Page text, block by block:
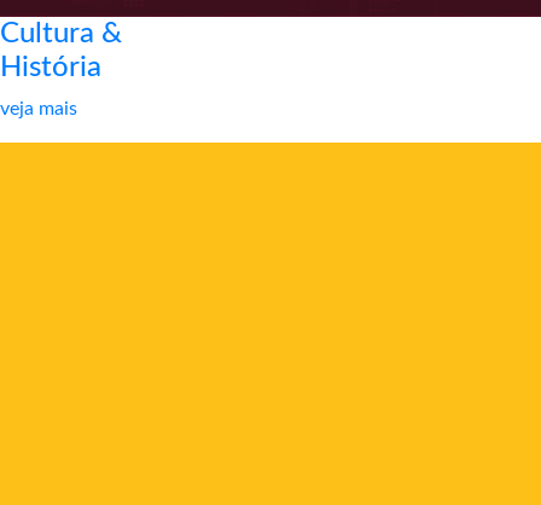
Cultura &
História
veja mais